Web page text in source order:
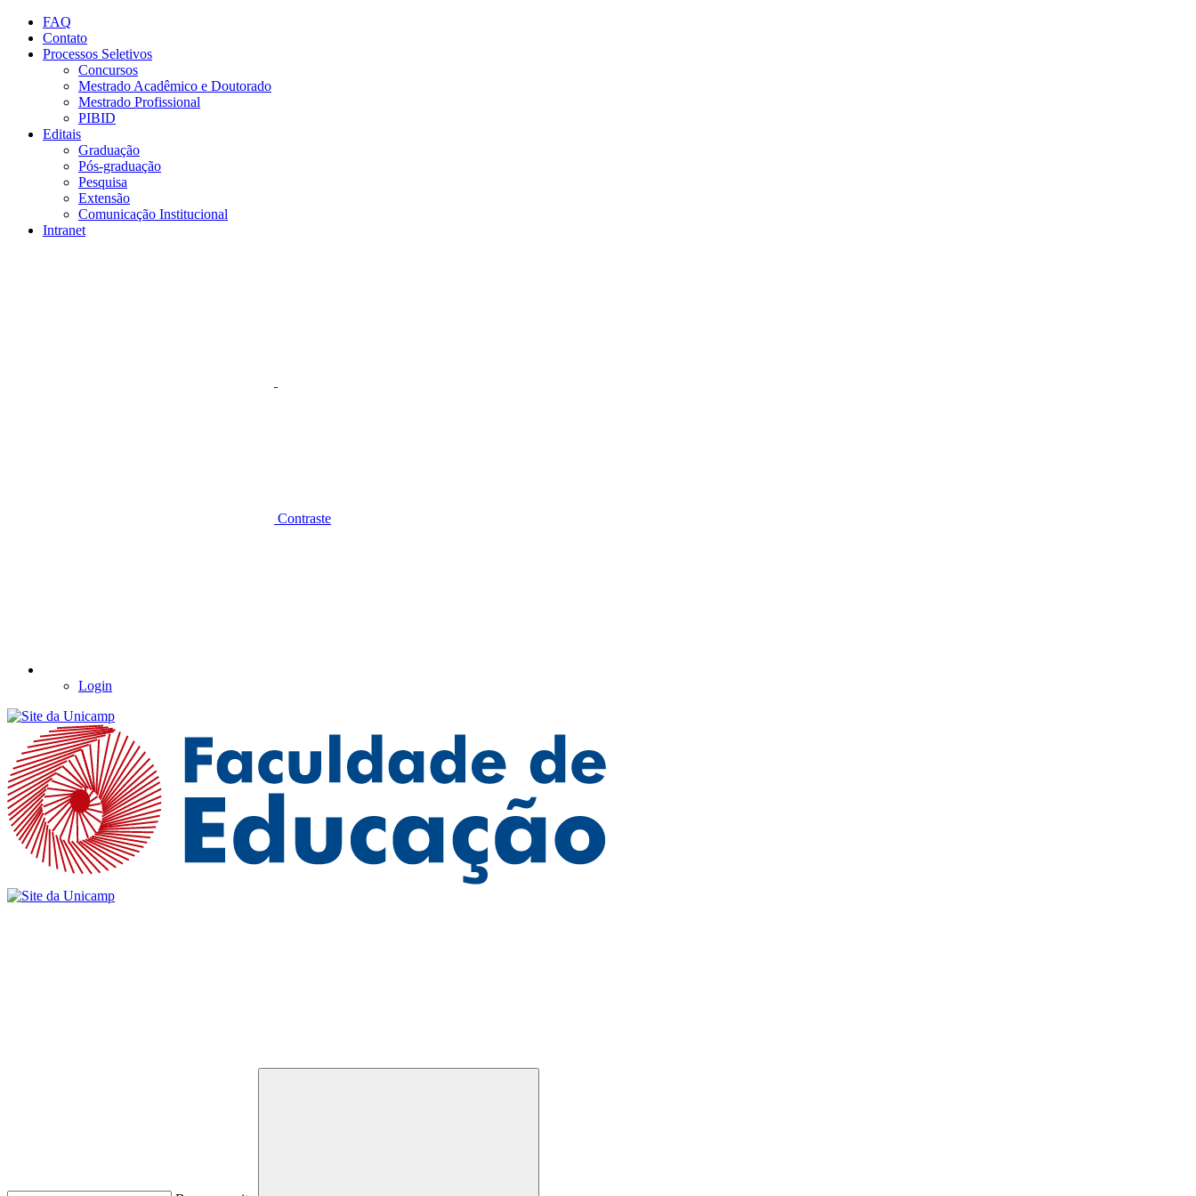
Conteúdo principal
FAQ
Contato
Processos Seletivos
Concursos
Mestrado Acadêmico e Doutorado
Mestrado Profissional
PIBID
Editais
Graduação
Pós-graduação
Pesquisa
Extensão
Comunicação Institucional
Intranet
Contraste
Login